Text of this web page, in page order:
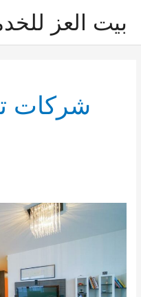
بيت العز
شركات